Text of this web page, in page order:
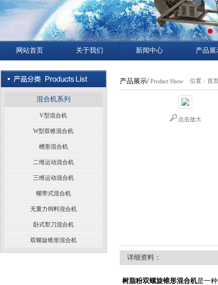
网站首页 关于我们 新闻中心 产品展
混合机系列
V型混合机
W型双锥混合机
槽形混合机
二维运动混合机
三维运动混合机
螺带式混合机
无重力饲料混合机
卧式犁刀混合机
双螺旋锥形混合机
产品展示/ Product Show 位置： 首
点击放大
详细资料：
树脂粉双螺旋锥形混合机是一